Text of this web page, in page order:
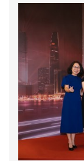
Dự toán chi phí
Đăng kí lái thử
Liên hệ Đại lý